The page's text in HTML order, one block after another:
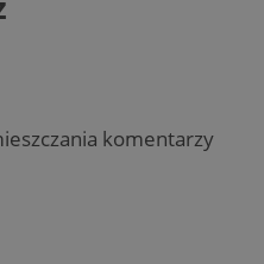
komentarzy